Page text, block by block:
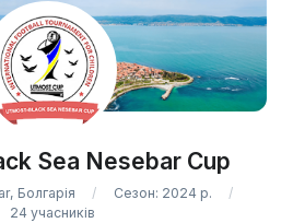
Sea Nesebar Cup
Болгарія
Сезон: 2024 р.
24 учасників